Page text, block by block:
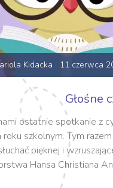
Kidacka 11 czerwca
Głośne
ostatnie spotkanie z
szkolnym. Tym
pięknej i
Hansa Christiana